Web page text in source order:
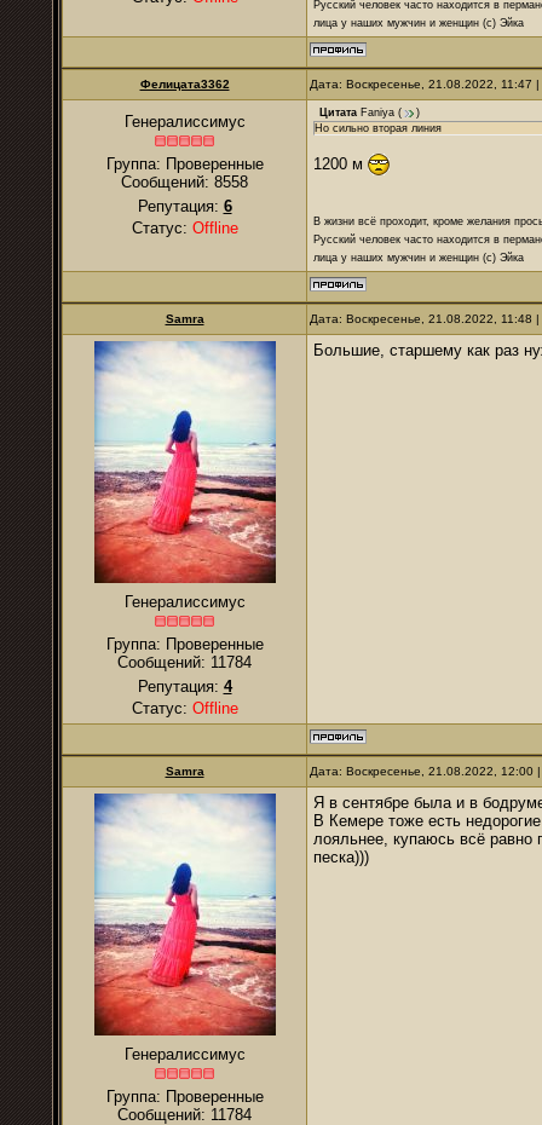
Русский человек часто находится в
лица у наших мужчин и женщин (с) Эйка
Фелицата3362 Дата: Воскресенье, 21.08.2022,
Генералиссимус
Группа: Проверенные
Сообщений: 8558
Репутация: 6
Статус: Offline
Цитата Faniya (
)
Но сильно вторая линия
1200 м
В жизни всё проходит, кроме желания
Русский человек часто находится в
лица у наших мужчин и женщин (с) Эйка
Samra Дата: Воскресенье, 21.08.2022,
Генералиссимус
Группа: Проверенные
Сообщений: 11784
Репутация: 4
Статус: Offline
Большие, старшему как раз
Samra Дата: Воскресенье, 21.08.2022,
Генералиссимус
Группа: Проверенные
Сообщений: 11784
Я в сентябре была и в
В Кемере тоже есть
лояльнее, купаюсь всё равно
песка)))